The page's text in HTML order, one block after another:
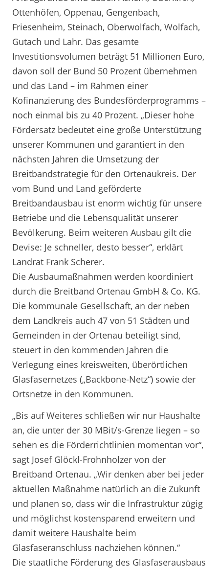
Ottenhöfen, Oppenau, Gengenbach,
Friesenheim, Steinach, Oberwolfach, Wolfach,
Gutach und Lahr. Das gesamte
Investitionsvolumen beträgt 51 Millionen Euro,
davon soll der Bund 50 Prozent übernehmen
und das Land – im Rahmen einer
Kofinanzierung des Bundesförderprogramms –
noch einmal bis zu 40 Prozent. „Dieser hohe
Fördersatz bedeutet eine große Unterstützung
unserer Kommunen und garantiert in den
nächsten Jahren die Umsetzung der
Breitbandstrategie für den Ortenaukreis. Der
vom Bund und Land geförderte
Breitbandausbau ist enorm wichtig für unsere
Betriebe und die Lebensqualität unserer
Bevölkerung. Beim weiteren Ausbau gilt die
Devise: Je schneller, desto besser“, erklärt
Landrat Frank Scherer.
Die Ausbaumaßnahmen werden koordiniert
durch die Breitband Ortenau GmbH & Co. KG.
Die kommunale Gesellschaft, an der neben
dem Landkreis auch 47 von 51 Städten und
Gemeinden in der Ortenau beteiligt sind,
steuert in den kommenden Jahren die
Verlegung eines kreisweiten, überörtlichen
Glasfasernetzes („Backbone-Netz“) sowie der
Ortsnetze in den Kommunen.
„Bis auf Weiteres schließen wir nur Haushalte
an, die unter der 30 MBit/s-Grenze liegen – so
sehen es die Förderrichtlinien momentan vor“,
sagt Josef Glöckl-Frohnholzer von der
Breitband Ortenau. „Wir denken aber bei jeder
aktuellen Maßnahme natürlich an die Zukunft
und planen so, dass wir die Infrastruktur zügig
und möglichst kostensparend erweitern und
damit weitere Haushalte beim
Glasfaseranschluss nachziehen können.“
Die staatliche Förderung des Glasfaserausbaus